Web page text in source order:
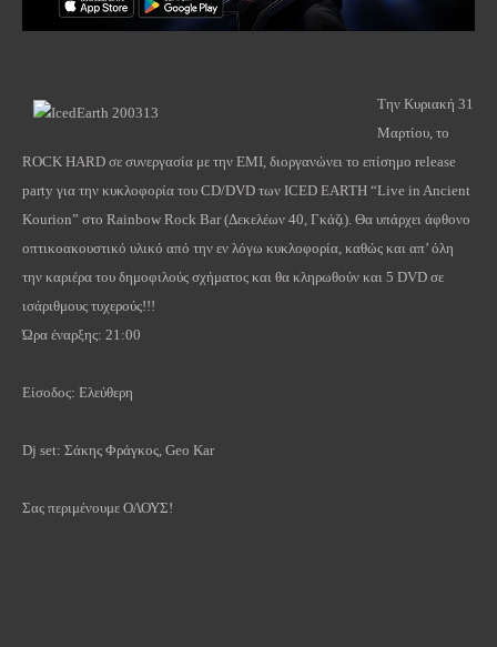
Την Κυριακή 31
Μαρτίου, το
ROCK HARD σε συνεργασία με την EMI, διοργανώνει το επίσημο release
party για την κυκλοφορία του CD/DVD των ICED EARTH “Live in Ancient
Kourion” στο Rainbow Rock Bar (Δεκελέων 40, Γκάζι). Θα υπάρχει άφθονο
οπτικοακουστικό υλικό από την εν λόγω κυκλοφορία, καθώς και απ’ όλη
την καριέρα του δημοφιλούς σχήματος και θα κληρωθούν και 5 DVD σε
ισάριθμους τυχερούς!!!
Ώρα έναρξης: 21:00
Είσοδος: Ελεύθερη
Dj set: Σάκης Φράγκος, Geo Kar
Σας περιμένουμε ΟΛΟΥΣ!